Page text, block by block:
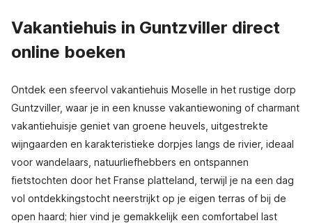
Vakantiehuis in Guntzviller direct
online boeken
Ontdek een sfeervol vakantiehuis Moselle in het rustige dorp
Guntzviller, waar je in een knusse vakantiewoning of charmant
vakantiehuisje geniet van groene heuvels, uitgestrekte
wijngaarden en karakteristieke dorpjes langs de rivier, ideaal
voor wandelaars, natuurliefhebbers en ontspannen
fietstochten door het Franse platteland, terwijl je na een dag
vol ontdekkingstocht neerstrijkt op je eigen terras of bij de
open haard; hier vind je gemakkelijk een comfortabel last